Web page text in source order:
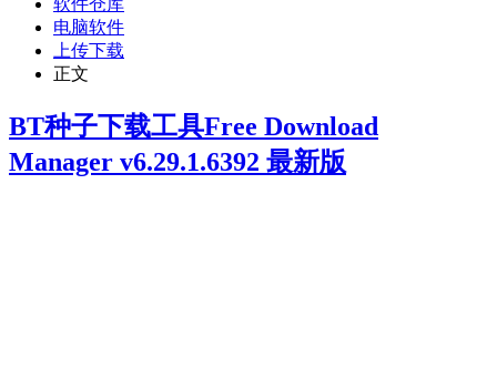
软件仓库
电脑软件
上传下载
正文
BT种子下载工具Free Download
Manager v6.29.1.6392 最新版